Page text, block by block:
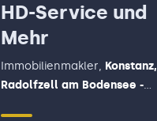
HD-Service und
Mehr
Immobilienmakler, Konstanz,
Radolfzell am Bodensee -